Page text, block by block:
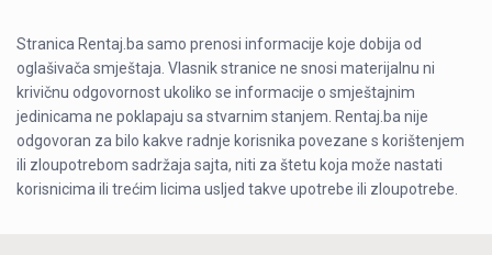
Stranica Rentaj.ba samo prenosi informacije koje dobija od
oglašivača smještaja. Vlasnik stranice ne snosi materijalnu ni
krivičnu odgovornost ukoliko se informacije o smještajnim
jedinicama ne poklapaju sa stvarnim stanjem. Rentaj.ba nije
odgovoran za bilo kakve radnje korisnika povezane s korištenjem
ili zloupotrebom sadržaja sajta, niti za štetu koja može nastati
korisnicima ili trećim licima usljed takve upotrebe ili zloupotrebe.